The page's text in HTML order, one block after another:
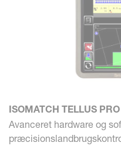
ISOMATCH TELLUS PRO
Avanceret hardware og